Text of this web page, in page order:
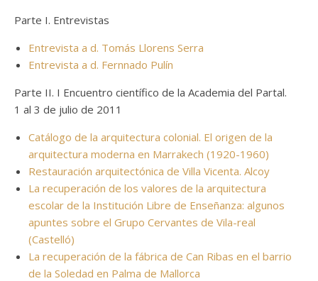
Parte I. Entrevistas
Entrevista a d. Tomás Llorens Serra
Entrevista a d. Fernnado Pulín
Parte II. I Encuentro científico de la Academia del Partal.
1 al 3 de julio de 2011
Catálogo de la arquitectura colonial. El origen de la
arquitectura moderna en Marrakech (1920-1960)
Restauración arquitectónica de Villa Vicenta. Alcoy
La recuperación de los valores de la arquitectura
escolar de la Institución Libre de Enseñanza: algunos
apuntes sobre el Grupo Cervantes de Vila-real
(Castelló)
La recuperación de la fábrica de Can Ribas en el barrio
de la Soledad en Palma de Mallorca